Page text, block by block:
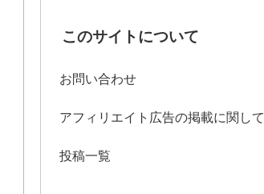
このサイトについて
お問い合わせ
アフィリエイト広告の掲載に関して
投稿一覧